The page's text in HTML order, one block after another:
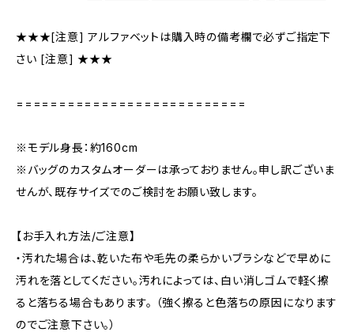
★★★[注意] アルファベットは購入時の備考欄で必ずご指定下
さい [注意] ★★★
===========================
※モデル身長：約160cm
※バッグのカスタムオーダーは承っておりません。申し訳ございま
せんが、既存サイズでのご検討をお願い致します。
【お手入れ方法/ご注意】
・汚れた場合は、乾いた布や毛先の柔らかいブラシなどで早めに
汚れを落としてください。汚れによっては、白い消しゴムで軽く擦
ると落ちる場合もあります。 （強く擦ると色落ちの原因になります
のでご注意下さい。）